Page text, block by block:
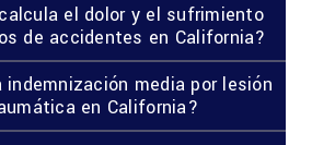
el dolor y el sufrimiento
de accidentes en California?
indemnización media por lesión
en California?